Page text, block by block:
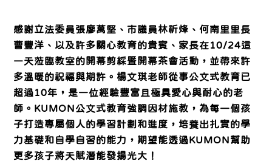
感謝立法委員張廖萬堅、市議員林祈烽、何南里里長
曹豐洋、以及許多關心教育的貴賓、家長在10/24這
一天蒞臨教室的開幕剪綵暨開幕茶會活動，並帶來許
多溫暖的祝福與期許。楊文琪老師從事公文式教育已
超過10年，是一位經驗豐富且極具愛心與耐心的老
師。KUMON公文式教育強調因材施教，為每一個孩
子打造專屬個人的學習計劃和進度，培養出扎實的學
力基礎和自學自習的能力，期望能透過KUMON幫助
更多孩子將天賦潛能發揚光大！